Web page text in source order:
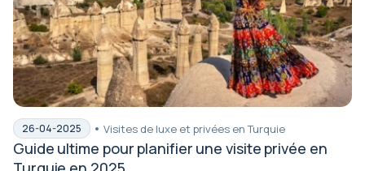
26-04-2025 Visites de luxe et privées en Turquie
Guide ultime pour planifier une visite privée en